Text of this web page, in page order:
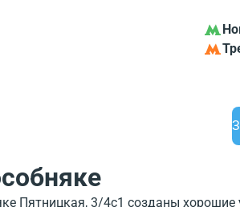
Пятницкая, 3/4c1 созданы хорошие